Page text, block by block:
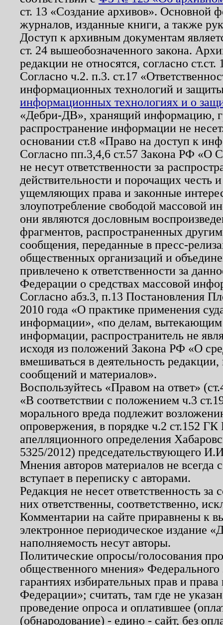
ст. 13 «Создание архивов». Основной
журналов, изданные книги, а также
Доступ к архивным документам
ст. 24 вышеобозначенного закона.
редакции не относятся, согласно
Согласно ч.2. п.3. ст.17
информационных технологий и
информационных технологиях и о
«Дебри-ДВ», хранящий информацию,
распространение информации не
основании ст.8 «Право на доступ к
Согласно пп.3,4,6 ст.57 Закона РФ «О
не несут ответственности за
действительности и порочащих честь
ущемляющих права и законные
злоупотребление свободой массовой
они являются дословным
фрагментов, распространенных
сообщения, переданные в пресс-
общественных организаций и
привлечено к ответственности за
Федерации о средствах массовой
Согласно абз.3, п.13 Постановления
2010 года «О практике применения
информации», «по делам, вытекающим
информации, распространитель не
исходя из положений Закона РФ «О
вмешиваться в деятельность
сообщений и материалов».
Воспользуйтесь «Правом на ответ»
«В соответствии с положением ч.3
морального вреда подлежит
опровержения, в порядке ч.2 ст.152
апелляционного определения
5325/2012) председательствующего
Мнения авторов материалов не
вступает в переписку с авторами.
Редакция не несет ответственность
них ответственны, соответственно,
Комментарии на сайте приравнены к
электронное периодическое издание
наполняемость несут авторы.
Политические опросы/голосования
общественного мнения»
гарантиях избирательных прав и
Федерации»; считать, там где не
проведение опроса и оплатившее
(обнародование) - едино - сайт, без